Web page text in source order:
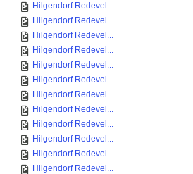
Hilgendorf Redevel...
Hilgendorf Redevel...
Hilgendorf Redevel...
Hilgendorf Redevel...
Hilgendorf Redevel...
Hilgendorf Redevel...
Hilgendorf Redevel...
Hilgendorf Redevel...
Hilgendorf Redevel...
Hilgendorf Redevel...
Hilgendorf Redevel...
Hilgendorf Redevel...